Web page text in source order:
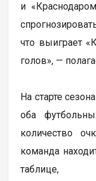
и
что выиграет
голов», —
На старте
оба
количество
команда
таблице,